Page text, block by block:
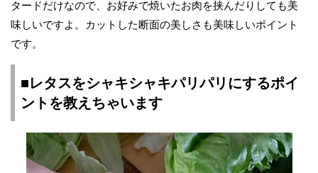
タードだけなので、お好みで焼いたお肉を挟んだりしても美
味しいですよ。カットした断面の美しさも美味しいポイント
です。
■レタスをシャキシャキパリパリにするポイ
ントを教えちゃいます